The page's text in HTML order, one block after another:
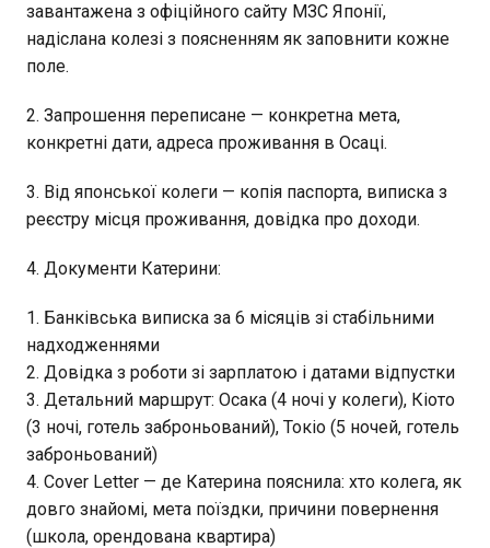
завантажена з офіційного сайту МЗС Японії,
надіслана колезі з поясненням як заповнити кожне
поле.
2. Запрошення переписане — конкретна мета,
конкретні дати, адреса проживання в Осаці.
3. Від японської колеги — копія паспорта, виписка з
реєстру місця проживання, довідка про доходи.
4. Документи Катерини:
Банківська виписка за 6 місяців зі стабільними
надходженнями
Довідка з роботи зі зарплатою і датами відпустки
Детальний маршрут: Осака (4 ночі у колеги), Кіото
(3 ночі, готель заброньований), Токіо (5 ночей, готель
заброньований)
Cover Letter — де Катерина пояснила: хто колега, як
довго знайомі, мета поїздки, причини повернення
(школа, орендована квартира)